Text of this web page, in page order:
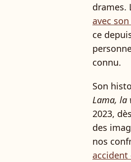
drames.
avec
ce
connu.
Son
Lama, la
2023,
des
nos
accident